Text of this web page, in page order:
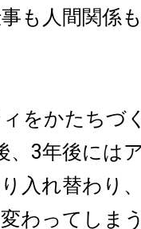
も人間関係
をかたちづ
、3年後には
入れ替わり
わってしま